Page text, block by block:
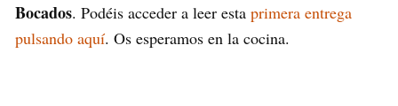
Bocados. Podéis acceder a leer esta primera entrega
pulsando aquí. Os esperamos en la cocina.